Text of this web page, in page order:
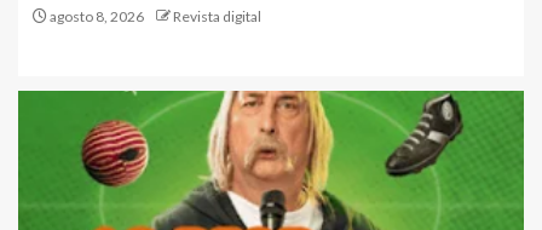
agosto 8, 2026 Revista digital